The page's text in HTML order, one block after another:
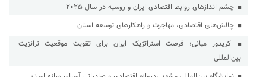
چشم اندازهای روابط اقتصادی ایران و روسیه در سال ۲۰۲۵
چالش‌های اقتصادی، مهاجرت و راهکارهای توسعه استان
کریدور میانی؛ فرصت استراتژیک ایران برای تقویت موقعیت ترانزیت
بین‌المللی